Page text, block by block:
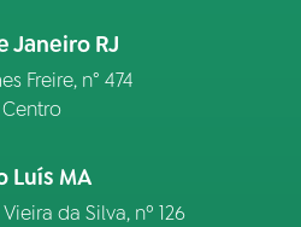
Janeiro RJ
Freire, n° 474
Centro
Luís MA
da Silva, nº 126